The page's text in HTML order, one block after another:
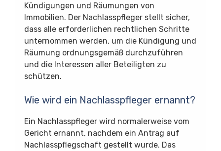
Kündigungen und Räumungen von
Immobilien. Der Nachlasspfleger stellt sicher,
dass alle erforderlichen rechtlichen Schritte
unternommen werden, um die Kündigung und
Räumung ordnungsgemäß durchzuführen
und die Interessen aller Beteiligten zu
schützen.
Wie wird ein Nachlasspfleger ernannt?
Ein Nachlasspfleger wird normalerweise vom
Gericht ernannt, nachdem ein Antrag auf
Nachlasspflegschaft gestellt wurde. Das